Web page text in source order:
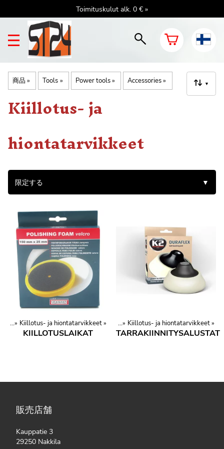
Toimituskulut alk. 0 € »
商品 ‪» Tools ‪» Power tools‪» Accessories‪» ▼
Kiillotus- ja
hiontatarvikkeet
限定する ▼
品‪» Kiillotus- ja hiontatarvikkeet‪»
KIILLOTUSLAIKAT
Autotarvikkeet ja varaosat‪»カー用品‪» Kiillotus- ja hiontatarvikkeet‪»
TARRAKIINNITYSALUSTAT
販売店舗
Kauppatie 3
29250 Nakkila